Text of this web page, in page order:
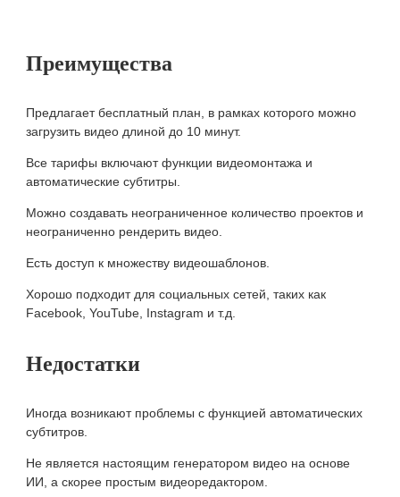
Преимущества
Предлагает бесплатный план, в рамках которого можно
загрузить видео длиной до 10 минут.
Все тарифы включают функции видеомонтажа и
автоматические субтитры.
Можно создавать неограниченное количество проектов и
неограниченно рендерить видео.
Есть доступ к множеству видеошаблонов.
Хорошо подходит для социальных сетей, таких как
Facebook, YouTube, Instagram и т.д.
Недостатки
Иногда возникают проблемы с функцией автоматических
субтитров.
Не является настоящим генератором видео на основе
ИИ, а скорее простым видеоредактором.